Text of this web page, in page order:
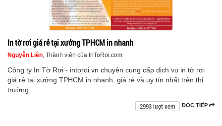
In tờ rơi giá rẻ tại xưởng TPHCM in nhanh
Nguyễn Liên , Thành viên của InToRoi.com
Công ty In Tờ Rơi - intoroi.vn chuyên cung cấp dịch vụ in tờ rơi
giá rẻ tại xưởng TPHCM in nhanh, giá rẻ và uy tín nhất trên thị
trường.
ĐỌC TIẾP
2993 lượt xem